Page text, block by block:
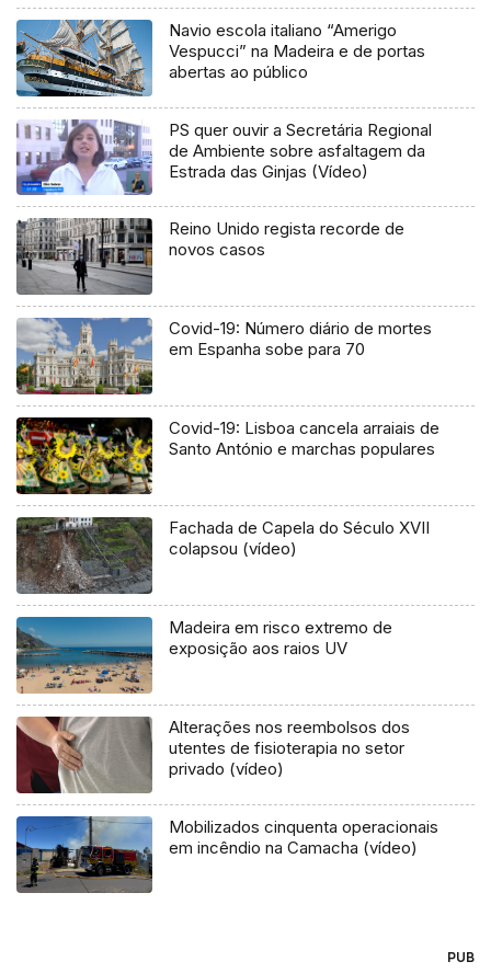
Navio escola italiano “Amerigo
Vespucci” na Madeira e de portas
abertas ao público
PS quer ouvir a Secretária Regional
de Ambiente sobre asfaltagem da
Estrada das Ginjas (Vídeo)
Reino Unido regista recorde de
novos casos
Covid-19: Número diário de mortes
em Espanha sobe para 70
Covid-19: Lisboa cancela arraiais de
Santo António e marchas populares
Fachada de Capela do Século XVII
colapsou (vídeo)
Madeira em risco extremo de
exposição aos raios UV
Alterações nos reembolsos dos
utentes de fisioterapia no setor
privado (vídeo)
Mobilizados cinquenta operacionais
em incêndio na Camacha (vídeo)
PUB